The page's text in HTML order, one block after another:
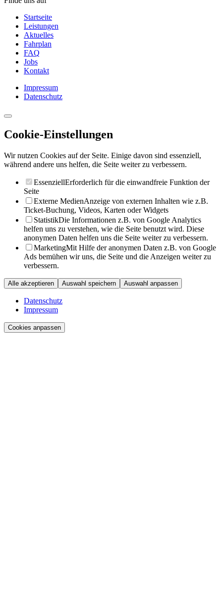
Startseite
Leistungen
Aktuelles
Fahrplan
FAQ
Jobs
Kontakt
Impressum
Datenschutz
Cookie-Einstellungen
Wir nutzen Cookies auf der Seite. Einige davon sind essenziell,
während andere uns helfen, die Seite weiter zu verbessern.
EssenziellErforderlich für die einwandfreie Funktion der
Seite
Externe MedienAnzeige von externen Inhalten wie z.B.
Ticket-Buchung, Videos, Karten oder Widgets
StatistikDie Informationen z.B. von Google Analytics
helfen uns zu verstehen, wie die Seite benutzt wird. Diese
anonymen Daten helfen uns die Seite weiter zu verbessern.
MarketingMit Hilfe der anonymen Daten z.B. von Google
Ads bemühen wir uns, die Seite und die Anzeigen weiter zu
verbessern.
Alle akzeptieren Auswahl speichern Auswahl anpassen
Datenschutz
Impressum
Cookies anpassen